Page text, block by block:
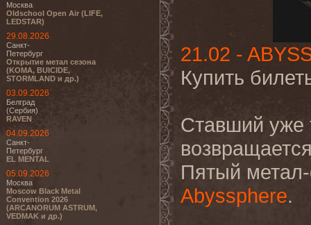
Москва
Oldschool Open Air (LIFE,
LEDSTAR)
29.08.2026
Санкт-
Петербург
Открытие метал сезона
(KOMA, BUICIDE,
STORMLAND и др.)
03.09.2026
Белград
(Сербия)
RAVEN
04.09.2026
Санкт-
Петербург
EL MENTAL
05.09.2026
Москва
Moscow Black Metal
Convention 2026
(ARCANORUM ASTRUM,
VEDMAK и др.)
21.02 -
Купить
Ставший уже
Пятый
Abyssphere.